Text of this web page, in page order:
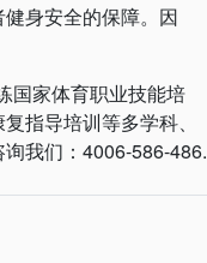
身安全的保障。因
家体育职业技能培
指导培训等多学科、
我们：4006-586-486.